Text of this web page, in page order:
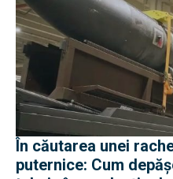
În căutarea unei
puternice: Cum